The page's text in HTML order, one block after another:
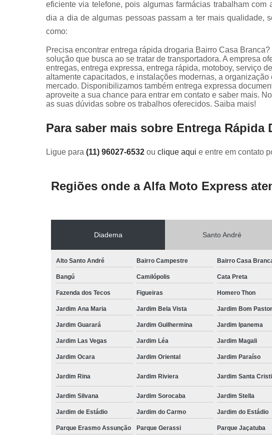
eficiente via telefone, pois algumas farmácias trabalham
dia a dia de algumas pessoas passam a ter mais qualidade,
como:
Precisa encontrar entrega rápida drogaria Bairro Casa
solução que busca ao se tratar de transportadora. A empresa
entregas, entrega expressa, entrega rápida, motoboy, serviço
altamente capacitados, e instalações modernas, a
mercado. Disponibilizamos também entrega expressa
aproveite a sua chance para entrar em contato e saber mais.
as suas dúvidas sobre os trabalhos oferecidos. Saiba mais!
Para saber mais sobre Entrega Rápida
Ligue para (11) 96027-6532 ou clique aqui e entre em contato
Regiões onde a Alfa Moto Express
Diadema Santo André
Alto Santo André Bairro Campestre Bairro Casa
Bangú Camilópolis Cata Preta
Fazenda dos Tecos Figueiras Homero Thon
Jardim Ana Maria Jardim Bela Vista Jardim Bom Pastor
Jardim Guarará Jardim Guilhermina Jardim Ipanema
Jardim Las Vegas Jardim Léa Jardim Magali
Jardim Ocara Jardim Oriental Jardim Paraíso
Jardim Rina Jardim Riviera Jardim Santa
Jardim Silvana Jardim Sorocaba Jardim Stella
Jardim de Estádio Jardim do Carmo Jardim do Estádio
Parque Erasmo Assunção Parque Gerassi Parque Jaçatuba